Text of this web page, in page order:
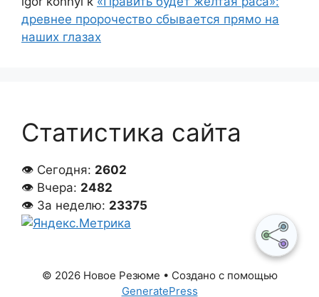
древнее пророчество сбывается прямо на
наших глазах
Статистика сайта
👁 Сегодня: 2602
👁 Вчера: 2482
👁 За неделю: 23375
© 2026 Новое Резюме • Создано с помощью
GeneratePress